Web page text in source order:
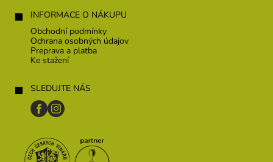
INFORMACE O NÁKUPU
Obchodní podmínky
Ochrana osobných údajov
Preprava a platba
Ke stažení
SLEDUJTE NÁS